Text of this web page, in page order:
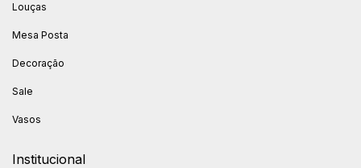
Louças
Mesa Posta
Decoração
Sale
Vasos
Institucional